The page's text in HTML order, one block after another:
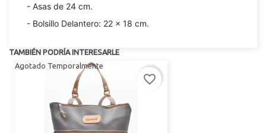
- Asas de 24 cm.
- Bolsillo Delantero: 22 x 18 cm.
TAMBIÉN PODRÍA INTERESARLE
Agotado Temporalmente
favorite_border